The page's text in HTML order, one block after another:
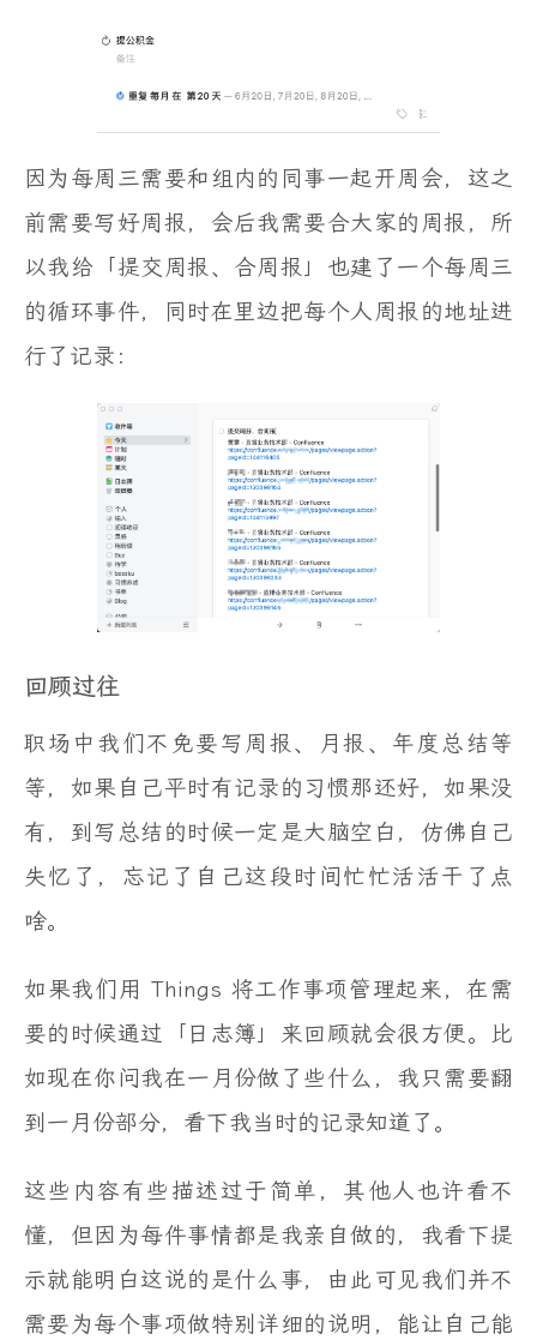
因为每周三需要和组内的同事一起开周会，这之
前需要写好周报，会后我需要合大家的周报，所
以我给「提交周报、合周报」也建了一个每周三
的循环事件，同时在里边把每个人周报的地址进
行了记录：
回顾过往
职场中我们不免要写周报、月报、年度总结等
等，如果自己平时有记录的习惯那还好，如果没
有，到写总结的时候一定是大脑空白，仿佛自己
失忆了，忘记了自己这段时间忙忙活活干了点
啥。
如果我们用 Things 将工作事项管理起来，在需
要的时候通过「日志簿」来回顾就会很方便。比
如现在你问我在一月份做了些什么，我只需要翻
到一月份部分，看下我当时的记录知道了。
这些内容有些描述过于简单，其他人也许看不
懂，但因为每件事情都是我亲自做的，我看下提
示就能明白这说的是什么事，由此可见我们并不
需要为每个事项做特别详细的说明，能让自己能